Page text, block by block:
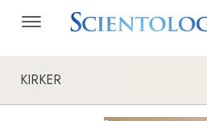
KIRKER